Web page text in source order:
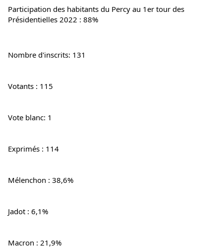
Participation des habitants du Percy au 1er tour des
Présidentielles 2022 : 88%
Nombre d'inscrits: 131
Votants : 115
Vote blanc: 1
Exprimés : 114
Mélenchon : 38,6%
Jadot : 6,1%
Macron : 21,9%